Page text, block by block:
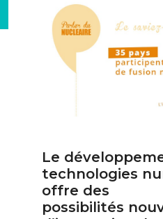
Le
technologies
offre des
possibilités